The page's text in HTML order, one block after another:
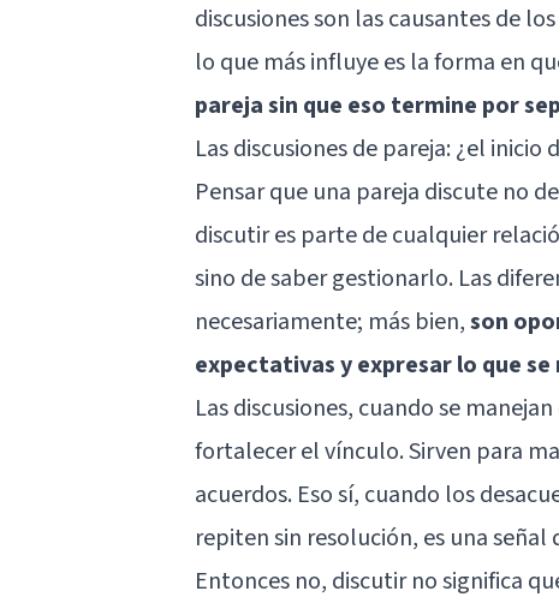
discusiones son las causantes de
lo que más influye es la forma en
pareja sin que eso termine por
Las discusiones de pareja: ¿el inicio
Pensar que una pareja discute no
discutir es parte de cualquier
sino de saber gestionarlo. Las
necesariamente; más bien,son
expectativas y expresar lo que se
Las discusiones, cuando se
fortalecer el vínculo. Sirven para
acuerdos. Eso sí, cuando los
repiten sin resolución, es una
Entonces no, discutir no significa